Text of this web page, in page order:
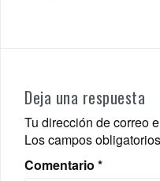
Deja una respuesta
Tu dirección de correo
Los campos
Comentario *